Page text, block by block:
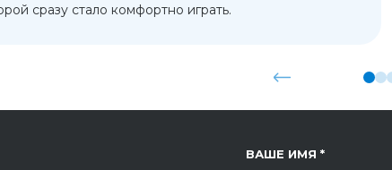
сразу стало комфортно играть.
ВАШЕ ИМЯ
ССЫЛКА НА СТРАНИЦУ